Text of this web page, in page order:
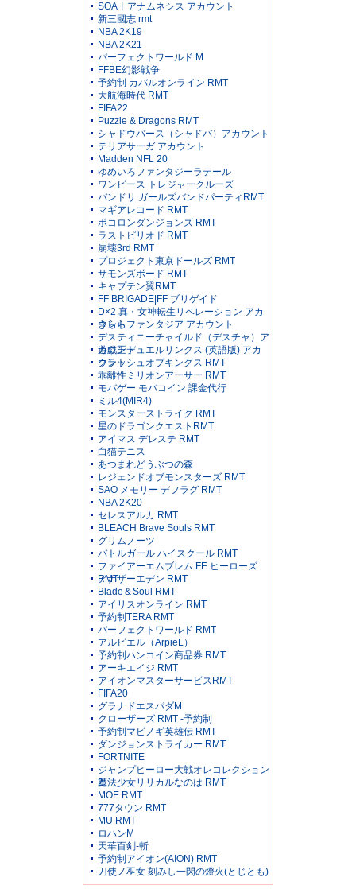
SOA丨アナムネシス アカウント
新三國志 rmt
NBA 2K19
NBA 2K21
パーフェクトワールド M
FFBE幻影戦争
予約制 カバルオンライン RMT
大航海時代 RMT
FIFA22
Puzzle & Dragons RMT
シャドウバース（シャドバ）アカウント
テリアサーガ アカウント
Madden NFL 20
ゆめいろファンタジーラテール
ワンピース トレジャークルーズ
バンドリ ガールズバンドパーティRMT
マギアレコード RMT
ポコロンダンジョンズ RMT
ラストピリオド RMT
崩壊3rd RMT
プロジェクト東京ドールズ RMT
サモンズボード RMT
キャプテン翼RMT
FF BRIGADE|FF ブリゲイド
D×2 真・女神転生リベレーション アカ
ウント
きららファンタジア アカウント
デスティニーチャイルド（デスチャ）ア
カウント
遊戯王デュエルリンクス (英語版) アカ
ウント
クラッシュオブキングス RMT
乖離性ミリオンアーサー RMT
モバゲー モバコイン 課金代行
ミル4(MIR4)
モンスターストライク RMT
星のドラゴンクエストRMT
アイマス デレステ RMT
白猫テニス
あつまれどうぶつの森
レジェンドオブモンスターズ RMT
SAO メモリー デフラグ RMT
NBA 2K20
セレスアルカ RMT
BLEACH Brave Souls RMT
グリムノーツ
バトルガール ハイスクール RMT
ファイアーエムブレム FE ヒーローズ
RMT
アナザーエデン RMT
Blade＆Soul RMT
アイリスオンライン RMT
予約制TERA RMT
パーフェクトワールド RMT
アルピエル（ArpieL）
予約制ハンコイン商品券 RMT
アーキエイジ RMT
アイオンマスターサービスRMT
FIFA20
グラナドエスパダM
クローザーズ RMT -予約制
予約制マビノギ英雄伝 RMT
ダンジョンストライカー RMT
FORTNITE
ジャンプヒーロー大戦オレコレクション
2
魔法少女リリカルなのは RMT
MOE RMT
777タウン RMT
MU RMT
ロハンM
天華百剣-斬
予約制アイオン(AION) RMT
刀使ノ巫女 刻みし一閃の燈火(とじとも)